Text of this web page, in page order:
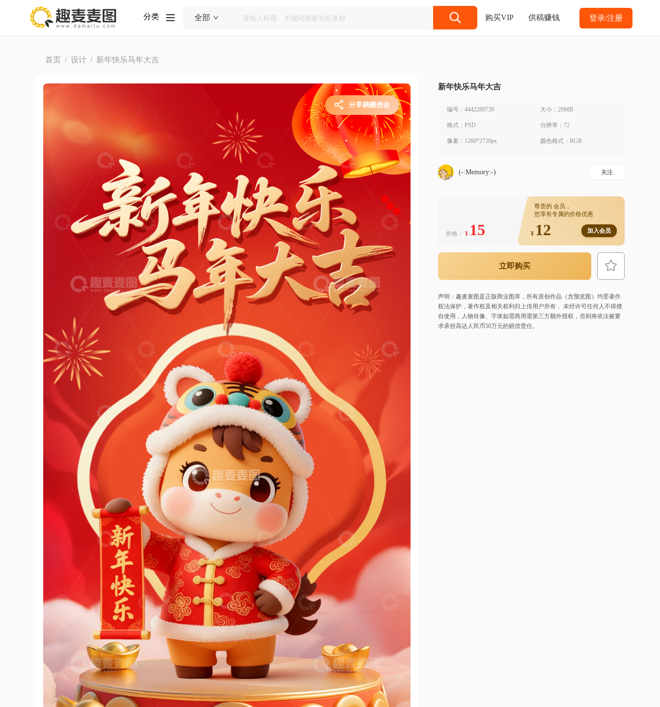
分类 全部 登录/注册
购买VIP 供稿赚钱
首页 / 设计 / 新年快乐马年大吉
分享躺赚佣金
新年快乐马年大吉
编号：4442289739 大小：29MB
格式：PSD 分辨率：72
像素：1260*2720px 颜色格式：RGB
(-:Memory:-) 关注
价格： ¥ 15
尊贵的 会员，
您享有专属的价格优惠
¥ 12 加入会员
立即购买
声明：趣麦麦图是正版商业图库，所有原创作品（含预览图）均受著作
权法保护，著作权及相关权利归上传用户所有， 未经许可任何人不得擅
自使用，人物肖像、字体如需商用需第三方额外授权，否则将依法被要
求承担高达人民币50万元的赔偿责任。